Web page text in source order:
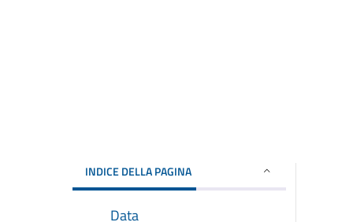
INDICE DELLA PAGINA
Data